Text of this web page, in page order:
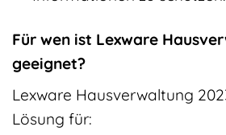
Für wen ist Lexware
geeignet?
Lexware Hausverwaltung
Lösung für: